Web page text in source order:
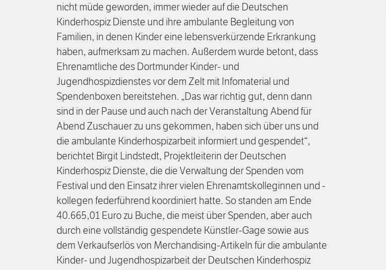
nicht müde geworden, immer wieder auf die Deutschen
Kinderhospiz Dienste und ihre ambulante Begleitung von
Familien, in denen Kinder eine lebensverkürzende Erkrankung
haben, aufmerksam zu machen. Außerdem wurde betont, dass
Ehrenamtliche des Dortmunder Kinder- und
Jugendhospizdienstes vor dem Zelt mit Infomaterial und
Spendenboxen bereitstehen. „Das war richtig gut, denn dann
sind in der Pause und auch nach der Veranstaltung Abend für
Abend Zuschauer zu uns gekommen, haben sich über uns und
die ambulante Kinderhospizarbeit informiert und gespendet“,
berichtet Birgit Lindstedt, Projektleiterin der Deutschen
Kinderhospiz Dienste, die die Verwaltung der Spenden vom
Festival und den Einsatz ihrer vielen Ehrenamtskolleginnen und -
kollegen federführend koordiniert hatte. So standen am Ende
40.665,01 Euro zu Buche, die meist über Spenden, aber auch
durch eine vollständig gespendete Künstler-Gage sowie aus
dem Verkaufserlös von Merchandising-Artikeln für die ambulante
Kinder- und Jugendhospizarbeit der Deutschen Kinderhospiz